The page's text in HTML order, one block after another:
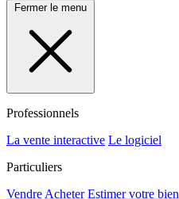
Fermer le menu
Professionnels
La vente interactive Le logiciel
Particuliers
Vendre Acheter Estimer votre bien